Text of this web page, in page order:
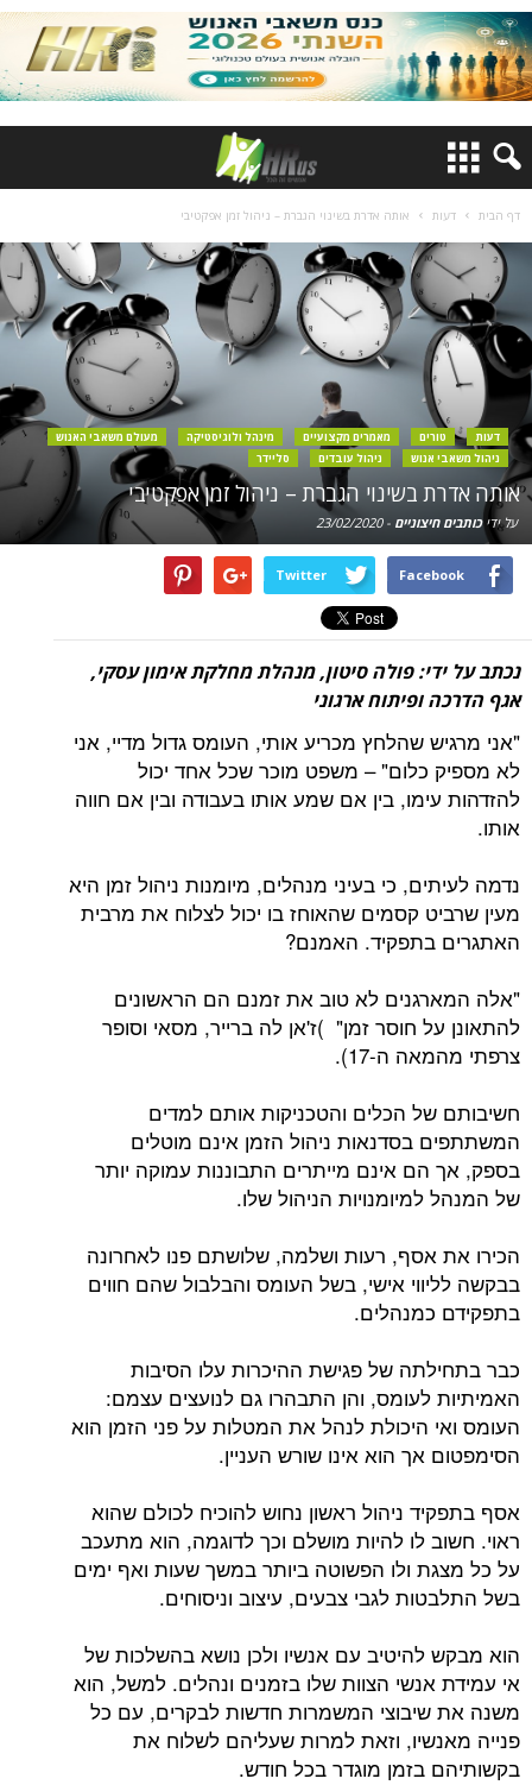
דף הבית דעות אותה אדרת בשינוי הגברת – ניהול זמן אפקטיבי
דעות טורים מאמרים מקצועיים מינהל ולוגיסטיקה
מעולם משאבי האנוש
ניהול משאבי אנוש
ניהול עובדים סליידר
אותה אדרת בשינוי הגברת – ניהול זמן אפקטיבי
על ידיכותבים חיצוניים -
23/02/2020
Facebook
Twitter
נכתב על ידי: פולה סיטון, מנהלת מחלקת אימון עסקי,
אגף הדרכה ופיתוח ארגוני
"אני מרגיש שהלחץ מכריע אותי, העומס גדול מדיי, אני
לא מספיק כלום" – משפט מוכר שכל אחד יכול
להזדהות עימו, בין אם שמע אותו בעבודה ובין אם חווה
אותו.
נדמה לעיתים, כי בעיני מנהלים, מיומנות ניהול זמן היא
מעין שרביט קסמים שהאוחז בו יכול לצלוח את מרבית
האתגרים בתפקיד. האמנם?
"אלה המארגנים לא טוב את זמנם הם הראשונים
להתאונן על חוסר זמן" )ז'אן לה ברייר, מסאי וסופר
צרפתי מהמאה ה-17).
חשיבותם של הכלים והטכניקות אותם למדים
המשתתפים בסדנאות ניהול הזמן אינם מוטלים
בספק, אך הם אינם מייתרים התבוננות עמוקה יותר
של המנהל למיומנויות הניהול שלו.
הכירו את אסף, רעות ושלמה, שלושתם פנו לאחרונה
בבקשה לליווי אישי, בשל העומס והבלבול שהם חווים
בתפקידם כמנהלים.
כבר בתחילתה של פגישת ההיכרות עלו הסיבות
האמיתיות לעומס, והן התבהרו גם לנועצים עצמם:
העומס ואי היכולת לנהל את המטלות על פני הזמן הוא
הסימפטום אך הוא אינו שורש העניין.
אסף בתפקיד ניהול ראשון נחוש להוכיח לכולם שהוא
ראוי. חשוב לו להיות מושלם וכך לדוגמה, הוא מתעכב
על כל מצגת ולו הפשוטה ביותר במשך שעות ואף ימים
בשל התלבטות לגבי צבעים, עיצוב וניסוחים.
הוא מבקש להיטיב עם אנשיו ולכן נושא בהשלכות של
אי עמידת אנשי הצוות שלו בזמנים ונהלים. למשל, הוא
משנה את שיבוצי המשמרות חדשות לבקרים, עם כל
פנייה מאנשיו, וזאת למרות שעליהם לשלוח את
בקשותיהם בזמן מוגדר בכל חודש.